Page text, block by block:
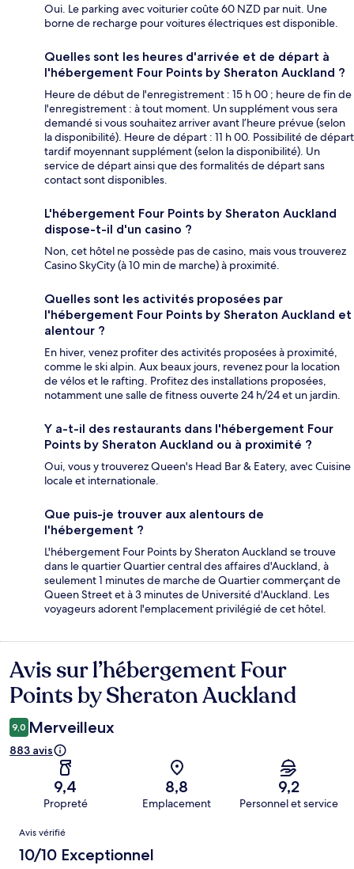
Oui. Le parking avec voiturier coûte 60 NZD par nuit. Une
borne de recharge pour voitures électriques est disponible.
Quelles sont les heures d'arrivée et de départ à
l'hébergement Four Points by Sheraton Auckland ?
Heure de début de l'enregistrement : 15 h 00 ; heure de fin de
l'enregistrement : à tout moment. Un supplément vous sera
demandé si vous souhaitez arriver avant l’heure prévue (selon
la disponibilité). Heure de départ : 11 h 00. Possibilité de départ
tardif moyennant supplément (selon la disponibilité). Un
service de départ ainsi que des formalités de départ sans
contact sont disponibles.
L'hébergement Four Points by Sheraton Auckland
dispose-t-il d'un casino ?
Non, cet hôtel ne possède pas de casino, mais vous trouverez
Casino SkyCity (à 10 min de marche) à proximité.
Quelles sont les activités proposées par
l'hébergement Four Points by Sheraton Auckland et
alentour ?
En hiver, venez profiter des activités proposées à proximité,
comme le ski alpin. Aux beaux jours, revenez pour la location
de vélos et le rafting. Profitez des installations proposées,
notamment une salle de fitness ouverte 24 h/24 et un jardin.
Y a-t-il des restaurants dans l'hébergement Four
Points by Sheraton Auckland ou à proximité ?
Oui, vous y trouverez Queen's Head Bar & Eatery, avec Cuisine
locale et internationale.
Que puis-je trouver aux alentours de
l'hébergement ?
L'hébergement Four Points by Sheraton Auckland se trouve
dans le quartier Quartier central des affaires d'Auckland, à
seulement 1 minutes de marche de Quartier commerçant de
Queen Street et à 3 minutes de Université d'Auckland. Les
voyageurs adorent l'emplacement privilégié de cet hôtel.
Avis
Avis sur l’hébergement Four
Points by Sheraton Auckland
9,0 Merveilleux
883 avis
9,4
Propreté
8,8
Emplacement
9,2
Personnel et service
Avis
Avis vérifié
10/10 Exceptionnel